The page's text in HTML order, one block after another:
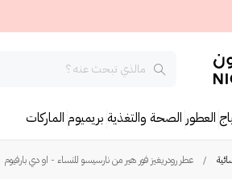
العطور الصحة والتغذية بريميوم الماركات
/ عطر رودريغيز فور هير من نارسيسو للنساء - او دي بارفيوم